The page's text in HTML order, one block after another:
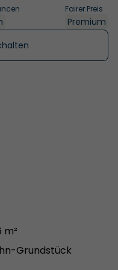
Fairer Preis
Premium
m²
Grundstück